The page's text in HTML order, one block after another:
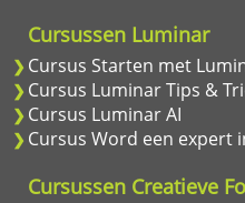
Cursussen Luminar
Cursus Starten met
Cursus Luminar Tips &
Cursus Luminar AI
Cursus Word een expert
Cursussen Creatieve